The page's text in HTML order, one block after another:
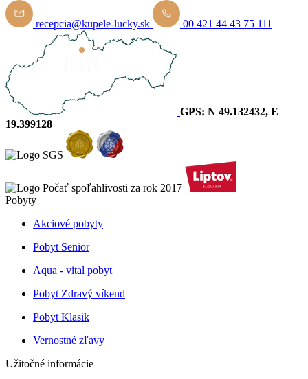
recepcia@kupele-lucky.sk 00 421 44 43 75 111
GPS: N 49.132432, E
19.399128
Pobyty
Akciové pobyty
Pobyt Senior
Aqua - vital pobyt
Pobyt Zdravý víkend
Pobyt Klasik
Vernostné zľavy
Užitočné informácie